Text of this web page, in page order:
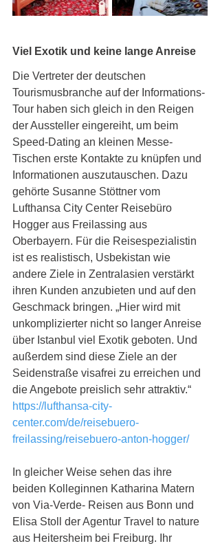
Viel Exotik und keine lange Anreise
Die Vertreter der deutschen
Tourismusbranche auf der Informations-
Tour haben sich gleich in den Reigen
der Aussteller eingereiht, um beim
Speed-Dating an kleinen Messe-
Tischen erste Kontakte zu knüpfen und
Informationen auszutauschen. Dazu
gehörte Susanne Stöttner vom
Lufthansa City Center Reisebüro
Hogger aus Freilassing aus
Oberbayern. Für die Reisespezialistin
ist es realistisch, Usbekistan wie
andere Ziele in Zentralasien verstärkt
ihren Kunden anzubieten und auf den
Geschmack bringen. „Hier wird mit
unkomplizierter nicht so langer Anreise
über Istanbul viel Exotik geboten. Und
außerdem sind diese Ziele an der
Seidenstraße visafrei zu erreichen und
die Angebote preislich sehr attraktiv.“
https://lufthansa-city-
center.com/de/reisebuero-
freilassing/reisebuero-anton-hogger/
In gleicher Weise sehen das ihre
beiden Kolleginnen Katharina Matern
von Via-Verde- Reisen aus Bonn und
Elisa Stoll der Agentur Travel to nature
aus Heitersheim bei Freiburg. Ihr